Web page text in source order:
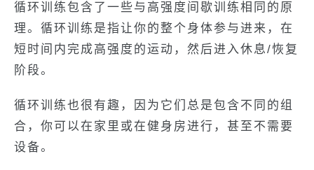
循环训练包含了一些与高强度间歇训练相同的原
理。循环训练是指让你的整个身体参与进来，在
短时间内完成高强度的运动，然后进入休息/恢复
阶段。
循环训练也很有趣，因为它们总是包含不同的组
合，你可以在家里或在健身房进行，甚至不需要
设备。